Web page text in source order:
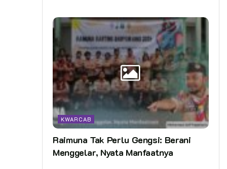
KWARCAB
Raimuna Tak Perlu Gengsi: Berani
Menggelar, Nyata Manfaatnya